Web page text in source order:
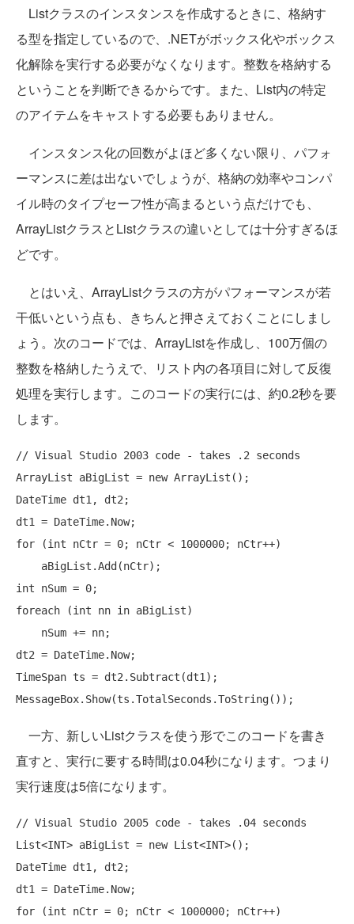
Listクラスのインスタンスを作成するときに、格納す
る型を指定しているので、.NETがボックス化やボックス
化解除を実行する必要がなくなります。整数を格納する
ということを判断できるからです。また、List内の特定
のアイテムをキャストする必要もありません。
インスタンス化の回数がよほど多くない限り、パフォ
ーマンスに差は出ないでしょうが、格納の効率やコンパ
イル時のタイプセーフ性が高まるという点だけでも、
ArrayListクラスとListクラスの違いとしては十分すぎるほ
どです。
とはいえ、ArrayListクラスの方がパフォーマンスが若
干低いという点も、きちんと押さえておくことにしまし
ょう。次のコードでは、ArrayListを作成し、100万個の
整数を格納したうえで、リスト内の各項目に対して反復
処理を実行します。このコードの実行には、約0.2秒を要
します。
// Visual Studio 2003 code - takes .2 seconds
ArrayList aBigList = new ArrayList();
DateTime dt1, dt2;
for (int nCtr = 0; nCtr < 1000000; nCtr++)
int
foreach (int nn in aBigList)
dt2 = DateTime.Now;
TimeSpan ts = dt2.Subtract(dt1);
一方、新しいListクラスを使う形でこのコードを書き
直すと、実行に要する時間は0.04秒になります。つまり
実行速度は5倍になります。
// Visual Studio 2005 code - takes .04 seconds
List<INT> aBigList = new List<INT>();
DateTime dt1, dt2;
for (int nCtr = 0; nCtr < 1000000; nCtr++)